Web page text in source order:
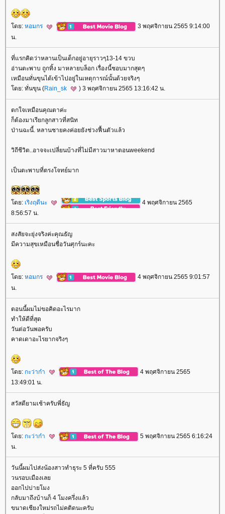
ดย: หอมกร
3 พฤศจิกายน 2565 9:14:00
น.
ที่แรกคิดว่าหลานเป็นเด็กอยู่อายุราวๆ13-14 ขวบ
อ่านตะพาบ ถูกทิ้ง มาหลายบล็อก เรื่องนี้ชอบมากสุดๆ
เหมือนทั่นขุนได้เข้าไปอยู่ในเหตุการณ์นั้นด้วยจริงๆ
ดย: ทั่นขุน (Rain_sk ) 3 พฤศจิกายน 2565 13:16:42 น.
ตกใจเหมือนคุณตาค่ะ
ก็ต้องมาเรียกลูกสาวที่สนิท
ป่านฉะนี้. หลานชายคงค่อยยังช่วงฟื้นตัวแล้ว
วิถีชีวิต..อาจจะเปลี่ยนบ้างที่ไม่มีสาวมาหาตอนweekend
เป็นตะพาบที่ตรงโจทย์มาก
ดย: เริงฤดีนะ
4 พฤศจิกายน 2565
8:56:57 น.
สงสัยจะยุ่งจริงค่ะคุณธัญ
มีความสุขเหมือนชื่อวันศุกร์นะคะ
ดย: หอมกร
4 พฤศจิกายน 2565 9:01:57
น.
ตอนนี้ผมไม่ขอคิดอะไรมาก
ทำให้ดีที่สุด
วันต่อวันพอครับ
คาดเดาอะไรยากจริงๆ
ดย: กะว่าก๋า
4 พฤศจิกายน 2565
13:49:01 น.
สวัสดียามเช้าครับพี่ธัญ
ดย: กะว่าก๋า
5 พฤศจิกายน 2565 6:16:24
น.
วันนี้ผมไปส่งน้องสาวทำธุระ 5 ที่ครับ 555
วนรอบเมืองเล
ออกไปบ่ายโมง
กลับมาถึงบ้านก็ 4 โมงครึ่งแล้ว
ขนาดเชียงใหม่รถไม่คติดนะครับ